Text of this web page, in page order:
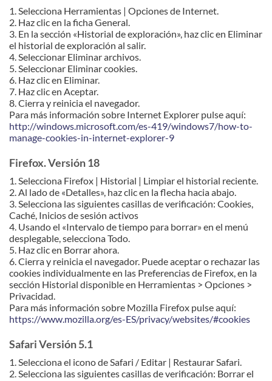
1. Selecciona Herramientas | Opciones de Internet.
2. Haz clic en la ficha General.
3. En la sección «Historial de exploración», haz clic en Eliminar
el historial de exploración al salir.
4. Seleccionar Eliminar archivos.
5. Seleccionar Eliminar cookies.
6. Haz clic en Eliminar.
7. Haz clic en Aceptar.
8. Cierra y reinicia el navegador.
Para más información sobre Internet Explorer pulse aquí:
http://windows.microsoft.com/es-419/windows7/how-to-
manage-cookies-in-internet-explorer-9
Firefox. Versión 18
1. Selecciona Firefox | Historial | Limpiar el historial reciente.
2. Al lado de «Detalles», haz clic en la flecha hacia abajo.
3. Selecciona las siguientes casillas de verificación: Cookies,
Caché, Inicios de sesión activos
4. Usando el «Intervalo de tiempo para borrar» en el menú
desplegable, selecciona Todo.
5. Haz clic en Borrar ahora.
6. Cierra y reinicia el navegador. Puede aceptar o rechazar las
cookies individualmente en las Preferencias de Firefox, en la
sección Historial disponible en Herramientas > Opciones >
Privacidad.
Para más información sobre Mozilla Firefox pulse aquí:
https://www.mozilla.org/es-ES/privacy/websites/#cookies
Safari Versión 5.1
1. Selecciona el icono de Safari / Editar | Restaurar Safari.
2. Selecciona las siguientes casillas de verificación: Borrar el